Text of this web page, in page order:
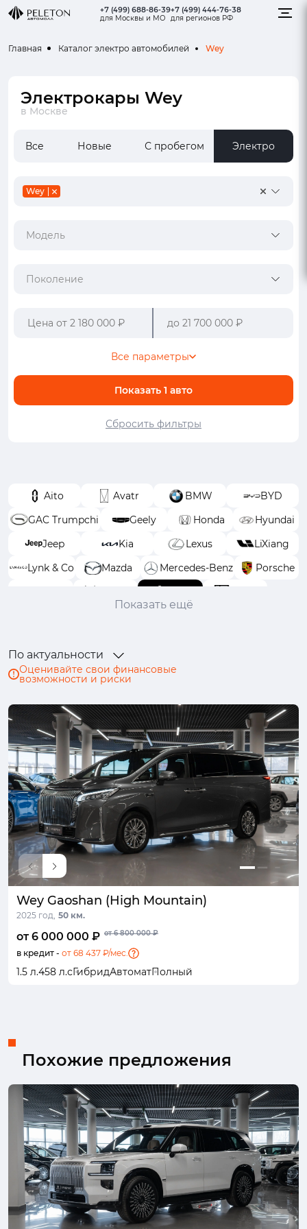
+7 (499) 688-86-39
для Москвы и МО
+7 (499) 444-76-38
для регионов РФ
Главная Каталог электро автомобилей Wey
Электрокары Wey
в Москве
Все Новые С пробегом Электро
Wey
Модель
Поколение
Показать 1 авто
Все параметры
Сбросить фильтры
Aito Avatr BMW
BYD
GAC Trumpchi
Geely Honda
Hyundai
Jeep
Kia Lexus
LiXiang
Lynk & Co
Mazda Mercedes-Benz
Porsche
Показать ещё
По актуальности
Оценивайте свои финансовые
возможности и риски
Wey Gaoshan (High Mountain)
2025 год, 50 км.
от 6 000 000 ₽ от 6 800 000 ₽
в кредит - от 68 437 ₽/мес.
1.5 л.458 л.сГибридАвтоматПолный
Похожие предложения